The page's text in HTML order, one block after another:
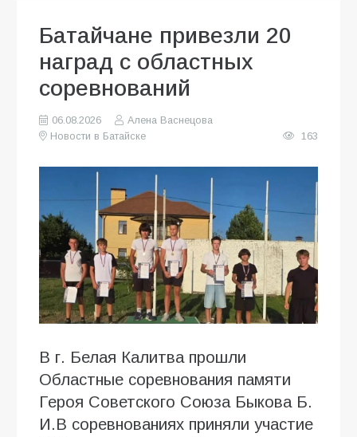
Батайчане привезли 20
наград с областных
соревнований
06.08.2026
Алена Васнецова
Новости в Батайске
163
В г. Белая Калитва прошли
Областные соревнования памяти
Героя Советского Союза Быкова Б.
И.В соревнованиях приняли участие